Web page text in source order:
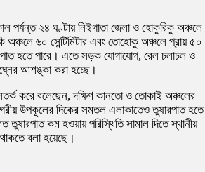
পর্যন্ত ২৪ ঘণ্টায় নিইগাতা জেলা ও হোকুরিকু অঞ্চলে
অঞ্চলে ৬০ সেন্টিমিটার এবং তোহোকু অঞ্চলে প্রায় ৫০
হতে পারে। এতে সড়ক যোগাযোগ, রেল চলাচল ও
আশঙ্কা করা হচ্ছে।
করে বলেছেন, দক্ষিণ কানতো ও তোকাই অঞ্চলের
উপকূলের দিকের সমতল এলাকাতেও তুষারপাত হতে
তুষারপাত কম হওয়ায় পরিস্থিতি সামাল দিতে স্থানীয়
থাকতে বলা হয়েছে।